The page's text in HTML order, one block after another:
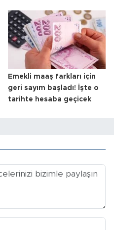
Emekli maaş farkları için
geri sayım başladı! İşte o
tarihte hesaba geçicek